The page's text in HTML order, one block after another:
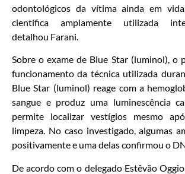
odontológicos da vítima ainda em
científica amplamente utilizada
detalhou Farani.
Sobre o exame de Blue Star (luminol), o
funcionamento da técnica utilizada
Blue Star (luminol) reage com a
sangue e produz uma luminescência
permite localizar vestígios mesmo
limpeza. No caso investigado, algumas
positivamente e uma delas confirmou o
De acordo com o delegado Estêvão